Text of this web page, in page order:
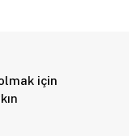
için